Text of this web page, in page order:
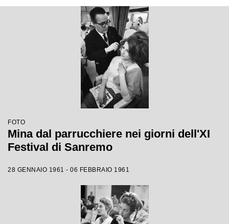
FOTO
Mina dal parrucchiere nei giorni dell'XI
Festival di Sanremo
28 GENNAIO 1961 - 06 FEBBRAIO 1961